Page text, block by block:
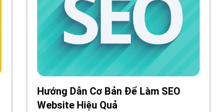
Hướng Dẫn Cơ Bản Để Làm SEO
Website Hiệu Quả